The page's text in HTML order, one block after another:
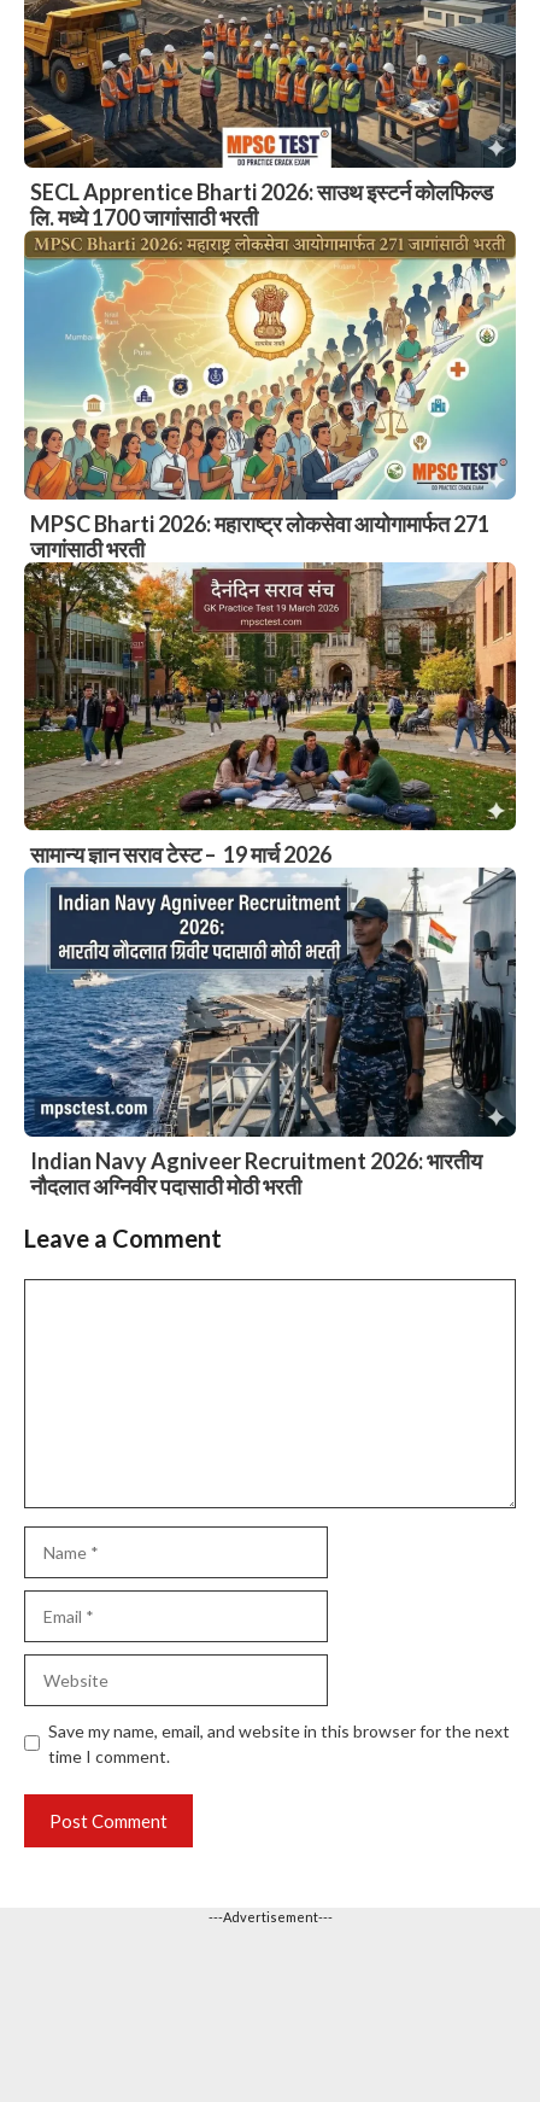
SECL Apprentice Bharti 2026: साउथ इस्टर्न कोलफिल्ड
लि. मध्ये 1700 जागांसाठी भरती
MPSC Bharti 2026: महाराष्ट्र लोकसेवा आयोगामार्फत 271
जागांसाठी भरती
सामान्य ज्ञान सराव टेस्ट – 19 मार्च 2026
Indian Navy Agniveer Recruitment 2026: भारतीय
नौदलात अग्निवीर पदासाठी मोठी भरती
Leave a Comment
Save my name, email, and website in this browser for the next
time I comment.
---Advertisement---